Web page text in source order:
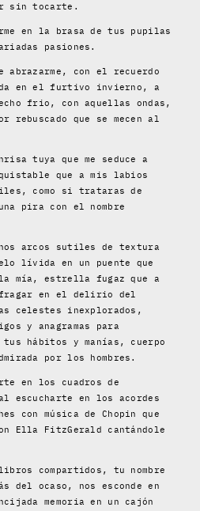
sin tocarte.
en la brasa de tus pupilas
pasiones.
abrazarme, con el recuerdo
en el furtivo invierno, a
frio, con aquellas ondas,
rebuscado que se mecen al
tuya que me seduce a
que a mis labios
como si trataras de
pira con el nombre
arcos sutiles de textura
lívida en un puente que
mía, estrella fugaz que a
en el delirio del
celestes inexplorados,
y anagramas para
hábitos y manías, cuerpo
por los hombres.
en los cuadros de
escucharte en los acordes
con música de Chopin que
Ella FitzGerald cantándole
compartidos, tu nombre
del ocaso, nos esconde en
memoria en un cajón